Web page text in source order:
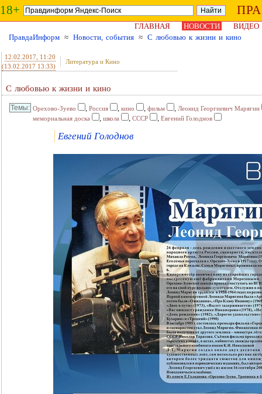
18+
ГЛАВНАЯ НОВОСТИ
ВИДЕО
ПравдаИнформ ≈ Новости, события ≈ С любовью к жизни и кино
12.02.2017 , 11:20
(13.02.2017 13:33)
Литература и Кино
С любовью к жизни и кино
Орехово-Зуево , Россия , кино , фильм , Леонид Георгиевич Марягин
мемориальная доска
, школа , СССР , Евгений Голоднов
Евгений Голоднов